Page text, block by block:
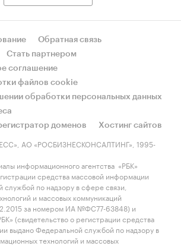
Обратная связь
Стать партнером
соглашение
файлов cookie
обработки персональных данных
доменов
Хостинг сайтов
АО «РОСБИЗНЕСКОНСАЛТИНГ», 1995-
информационного агентства «РБК»
средства массовой информации
по надзору в сфере связи,
и массовых коммуникаций
за номером ИА №ФС77-63848) и
(свидетельство о регистрации средства
выдано Федеральной службой по надзору в
технологий и массовых